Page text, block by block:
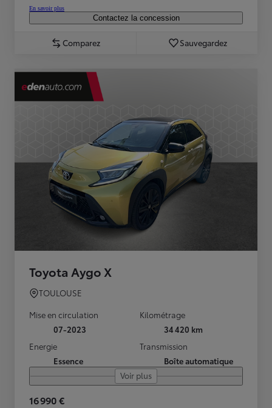
En savoir plus
Contactez la concession
Comparez Sauvegardez
Toyota Aygo X
TOULOUSE
Mise en circulation
07-2023
Kilométrage
34 420 km
Energie
Essence
Transmission
Boîte automatique
Voir plus
16 990 €